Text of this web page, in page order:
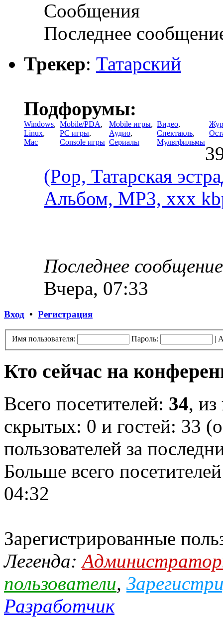
Сообщения
Последнее
Трекер: Татарский
Подфорумы:
Windows,
Linux,
Mac
Mobile/PDA,
PC игры,
Console игры
Mobile игры,
Аудио,
Сериалы
Видео,
Спектакль,
Мультфильмы
(Pop, Татарская
Альбом, MP3, xxx
Последнее сообщение
Вчера, 07:33
Вход • Регистрация
Имя пользователя: Пароль: |
Кто сейчас на
Всего посетителей: 34, из
скрытых: 0 и гостей: 33
пользователей за
Больше всего
04:32
Зарегистрированные
Легенда:
пользователи,
Разработчик